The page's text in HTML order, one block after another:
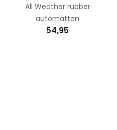
All Weather rubber
automatten
54,95